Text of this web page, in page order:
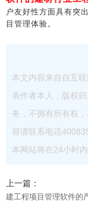
户友好性方面具有突
目管理体验。
本文内容来自自互
表作者本人，版权
务，不拥有所有权
容请联系电话
本网站将在24小时内
上一篇：
建工程项目管理软件的